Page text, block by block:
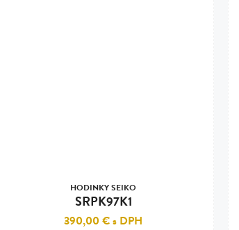
HODINKY SEIKO
SRPK97K1
390,00 €s DPH